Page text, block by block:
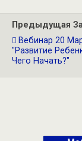
Предыдущая
Вебинар 20
"Развитие
Чего Начать?"